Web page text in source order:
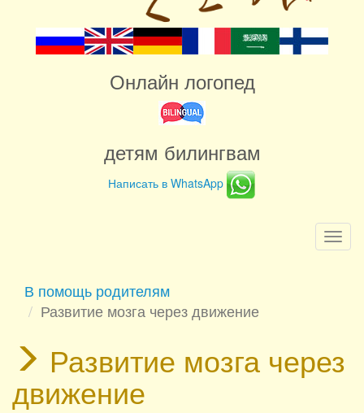
Онлайн логопед
детям билингвам
Написать в WhatsApp
В помощь родителям
Развитие мозга через движение
Развитие мозга через
движение